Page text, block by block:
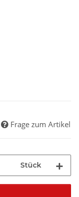
Frage zum Artikel
Stück